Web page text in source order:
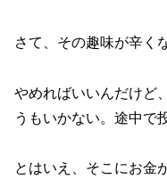
さて、その趣味が辛く
やめればいいんだけど
うもいかない。途中で
とはいえ、そこにお金